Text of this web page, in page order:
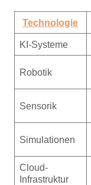
Technologie
KI-Systeme
Robotik
Sensorik
Simulationen
Cloud-
Infrastruktur